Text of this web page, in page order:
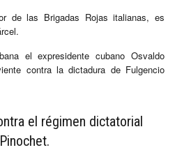
de las Brigadas Rojas italianas, es
el expresidente cubano Osvaldo
contra la dictadura de Fulgencio
el régimen dictatorial